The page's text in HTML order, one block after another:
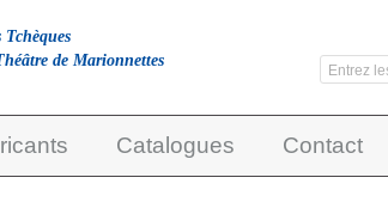
Catalogues Contact
de Marionnettes